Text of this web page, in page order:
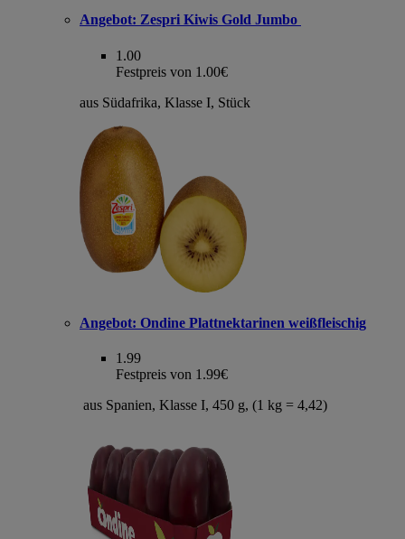
Angebot: Zespri Kiwis Gold Jumbo
1.00
Festpreis von 1.00€
aus Südafrika, Klasse I, Stück
Angebot: Ondine Plattnektarinen weißfleischig
1.99
Festpreis von 1.99€
aus Spanien, Klasse I, 450 g, (1 kg = 4,42)